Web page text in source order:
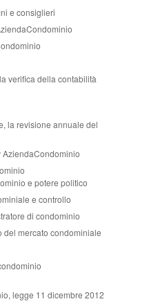
e consiglieri
verifica della contabilità
la revisione annuale del
e potere politico
e controllo
di condominio
del mercato condominiale
legge 11 dicembre 2012